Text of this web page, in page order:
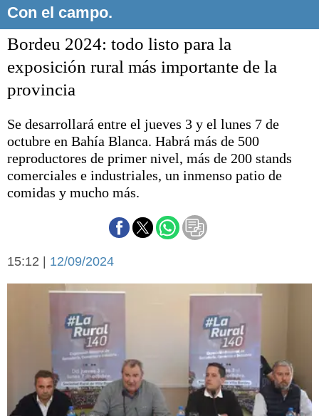
El mundo
Seguridad
Opinión
Liga del Sur
Básquetbol
Fútbol
Federal A
Arte y cultura
Cines
Economía y campo
Economía y finanzas
Sociedad y tiempo
El tiempo
Cartón Lleno
Con el campo.
Bordeu 2024: todo listo para la
exposición rural más importante de la
provincia
Se desarrollará entre el jueves 3 y el lunes 7 de
octubre en Bahía Blanca. Habrá más de 500
reproductores de primer nivel, más de 200 stands
comerciales e industriales, un inmenso patio de
comidas y mucho más.
15:12 | 12/09/2024